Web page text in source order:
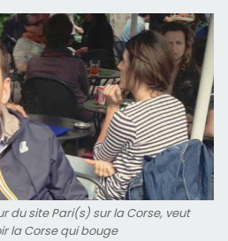
du site Pari(s) sur la Corse, veut
la Corse qui bouge